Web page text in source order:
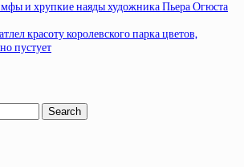
и хрупкие наяды художника Пьера Огюста
красоту королевского парка цветов,
пустует